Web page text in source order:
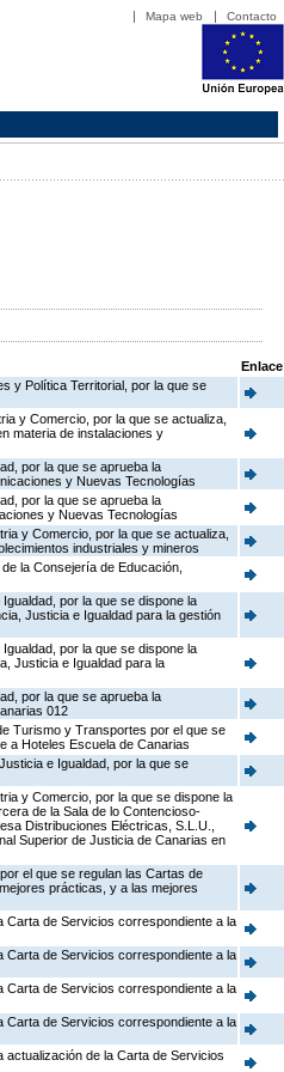
Mapa web Contacto
Enlace
y Política Territorial, por la que se
y Comercio, por la que se actualiza,
materia de instalaciones y
por la que se aprueba la
y Nuevas Tecnologías
por la que se aprueba la
y Nuevas Tecnologías
y Comercio, por la que se actualiza,
industriales y mineros
la Consejería de Educación,
por la que se dispone la
Justicia e Igualdad para la gestión
por la que se dispone la
Justicia e Igualdad para la
por la que se aprueba la
012
Turismo y Transportes por el que se
a Hoteles Escuela de Canarias
e Igualdad, por la que se
y Comercio, por la que se dispone la
de la Sala de lo Contencioso-
Distribuciones Eléctricas, S.L.U.,
Superior de Justicia de Canarias en
el que se regulan las Cartas de
prácticas, y a las mejores
Carta de Servicios correspondiente a la
Carta de Servicios correspondiente a la
Carta de Servicios correspondiente a la
Carta de Servicios correspondiente a la
actualización de la Carta de Servicios